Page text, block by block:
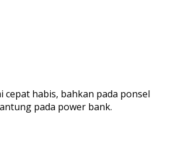
habis, bahkan pada ponsel
pada power bank.